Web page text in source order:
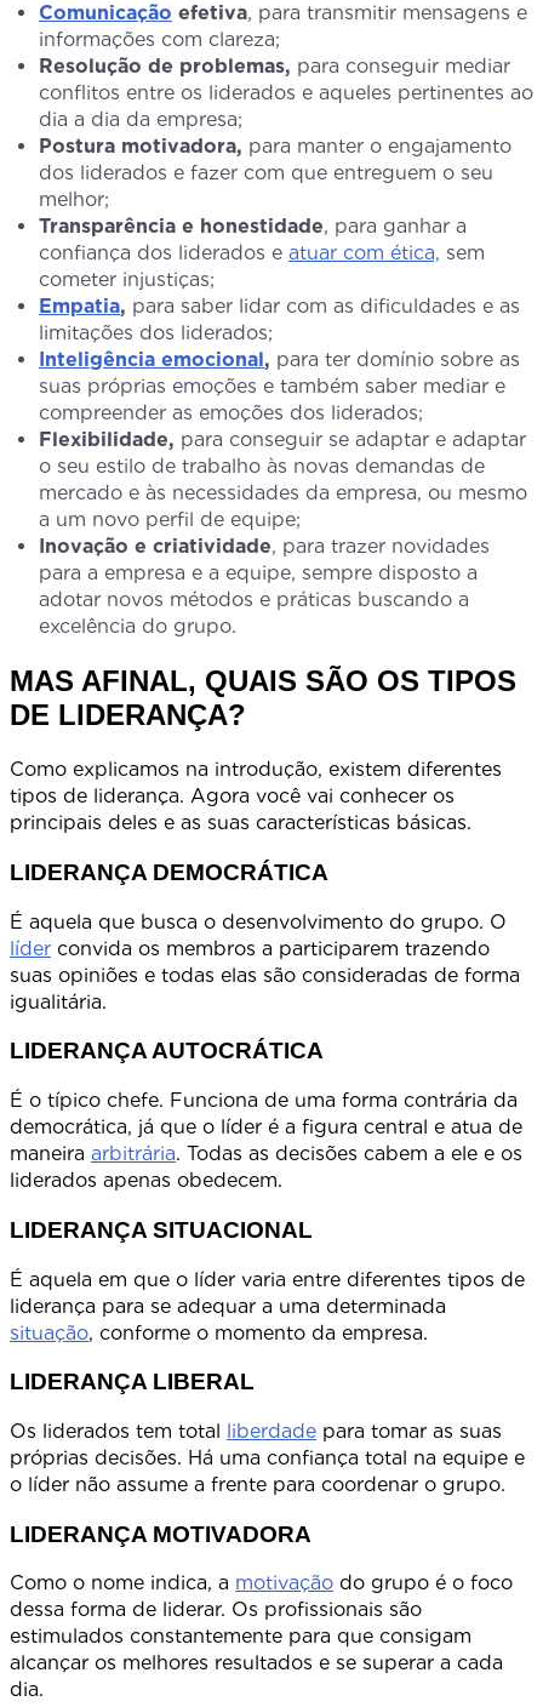
Comunicação efetiva, para transmitir mensagens e
informações com clareza;
Resolução de problemas, para conseguir mediar
conflitos entre os liderados e aqueles pertinentes ao
dia a dia da empresa;
Postura motivadora, para manter o engajamento
dos liderados e fazer com que entreguem o seu
melhor;
Transparência e honestidade, para ganhar a
confiança dos liderados e atuar com ética, sem
cometer injustiças;
Empatia, para saber lidar com as dificuldades e as
limitações dos liderados;
Inteligência emocional, para ter domínio sobre as
suas próprias emoções e também saber mediar e
compreender as emoções dos liderados;
Flexibilidade, para conseguir se adaptar e adaptar
o seu estilo de trabalho às novas demandas de
mercado e às necessidades da empresa, ou mesmo
a um novo perfil de equipe;
Inovação e criatividade, para trazer novidades
para a empresa e a equipe, sempre disposto a
adotar novos métodos e práticas buscando a
excelência do grupo.
MAS AFINAL, QUAIS SÃO OS TIPOS
DE LIDERANÇA?
Como explicamos na introdução, existem diferentes
tipos de liderança. Agora você vai conhecer os
principais deles e as suas características básicas.
LIDERANÇA DEMOCRÁTICA
É aquela que busca o desenvolvimento do grupo. O
líder convida os membros a participarem trazendo
suas opiniões e todas elas são consideradas de forma
igualitária.
LIDERANÇA AUTOCRÁTICA
É o típico chefe. Funciona de uma forma contrária da
democrática, já que o líder é a figura central e atua de
maneira arbitrária. Todas as decisões cabem a ele e os
liderados apenas obedecem.
LIDERANÇA SITUACIONAL
É aquela em que o líder varia entre diferentes tipos de
liderança para se adequar a uma determinada
situação, conforme o momento da empresa.
LIDERANÇA LIBERAL
Os liderados tem total liberdade para tomar as suas
próprias decisões. Há uma confiança total na equipe e
o líder não assume a frente para coordenar o grupo.
LIDERANÇA MOTIVADORA
Como o nome indica, a motivação do grupo é o foco
dessa forma de liderar. Os profissionais são
estimulados constantemente para que consigam
alcançar os melhores resultados e se superar a cada
dia.